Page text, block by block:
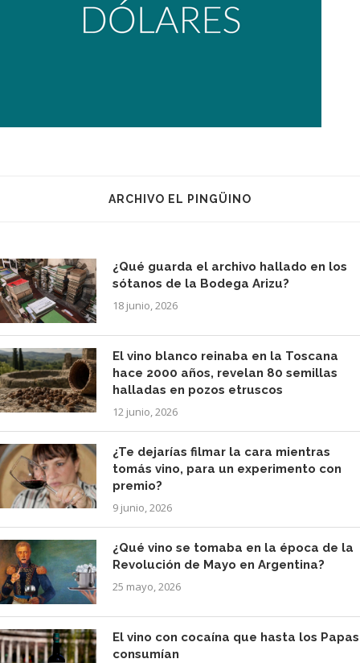
ARCHIVO EL PINGÜINO
¿Qué guarda el archivo hallado en los
sótanos de la Bodega Arizu?
18 junio, 2026
El vino blanco reinaba en la Toscana
hace 2000 años, revelan 80 semillas
halladas en pozos etruscos
12 junio, 2026
¿Te dejarías filmar la cara mientras
tomás vino, para un experimento con
premio?
9 junio, 2026
¿Qué vino se tomaba en la época de la
Revolución de Mayo en Argentina?
25 mayo, 2026
El vino con cocaína que hasta los Papas
consumían